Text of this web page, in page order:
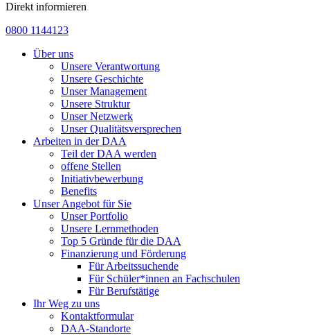
Direkt informieren
0800 1144123
Über uns
Unsere Verantwortung
Unsere Geschichte
Unser Management
Unsere Struktur
Unser Netzwerk
Unser Qualitätsversprechen
Arbeiten in der DAA
Teil der DAA werden
offene Stellen
Initiativbewerbung
Benefits
Unser Angebot für Sie
Unser Portfolio
Unsere Lernmethoden
Top 5 Gründe für die DAA
Finanzierung und Förderung
Für Arbeitssuchende
Für Schüler*innen an Fachschulen
Für Berufstätige
Ihr Weg zu uns
Kontaktformular
DAA-Standorte